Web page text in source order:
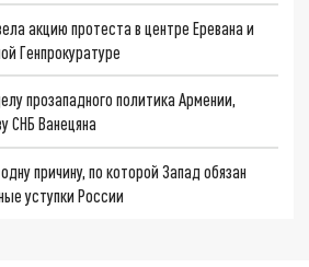
акцию протеста в центре Еревана и
Генпрокуратуре
прозападного политика Армении,
СНБ Ванецяна
причину, по которой Запад обязан
уступки России